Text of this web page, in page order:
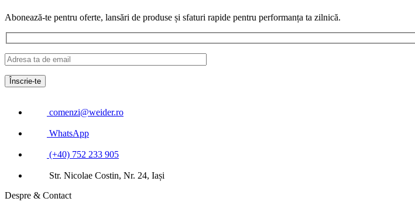
Abonează-te pentru oferte, lansări de produse și sfaturi rapide pentru performanța ta zilnică.
comenzi@weider.ro
WhatsApp
(+40) 752 233 905
Str. Nicolae Costin, Nr. 24, Iași
Despre & Contact